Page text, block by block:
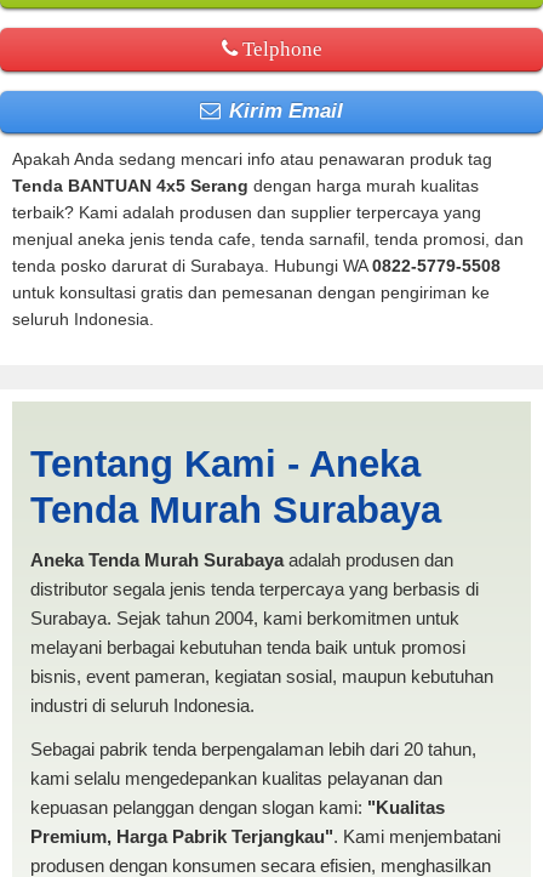
Telphone
Kirim Email
Apakah Anda sedang mencari info atau penawaran produk tag
Tenda BANTUAN 4x5 Serang dengan harga murah kualitas
terbaik? Kami adalah produsen dan supplier terpercaya yang
menjual aneka jenis tenda cafe, tenda sarnafil, tenda promosi, dan
tenda posko darurat di Surabaya. Hubungi WA0822-5779-5508
untuk konsultasi gratis dan pemesanan dengan pengiriman ke
seluruh Indonesia.
| PRODUKSI ANEKA TENDA
MURAH
Tentang Kami - Aneka
Tenda Murah Surabaya
Aneka Tenda Murah Surabayaadalah produsen dan
distributor segala jenis tenda terpercaya yang berbasis di
Surabaya. Sejak tahun 2004, kami berkomitmen untuk
melayani berbagai kebutuhan tenda baik untuk promosi
bisnis, event pameran, kegiatan sosial, maupun kebutuhan
industri di seluruh Indonesia.
Sebagai pabrik tenda berpengalaman lebih dari 20 tahun,
kami selalu mengedepankan kualitas pelayanan dan
kepuasan pelanggan dengan slogan kami: "Kualitas
Premium, Harga Pabrik Terjangkau". Kami menjembatani
produsen dengan konsumen secara efisien, menghasilkan